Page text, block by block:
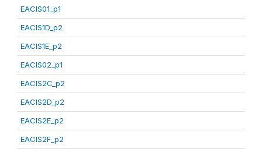
EACIS01_p1
EACIS1D_p2
EACIS1E_p2
EACIS02_p1
EACIS2C_p2
EACIS2D_p2
EACIS2E_p2
EACIS2F_p2